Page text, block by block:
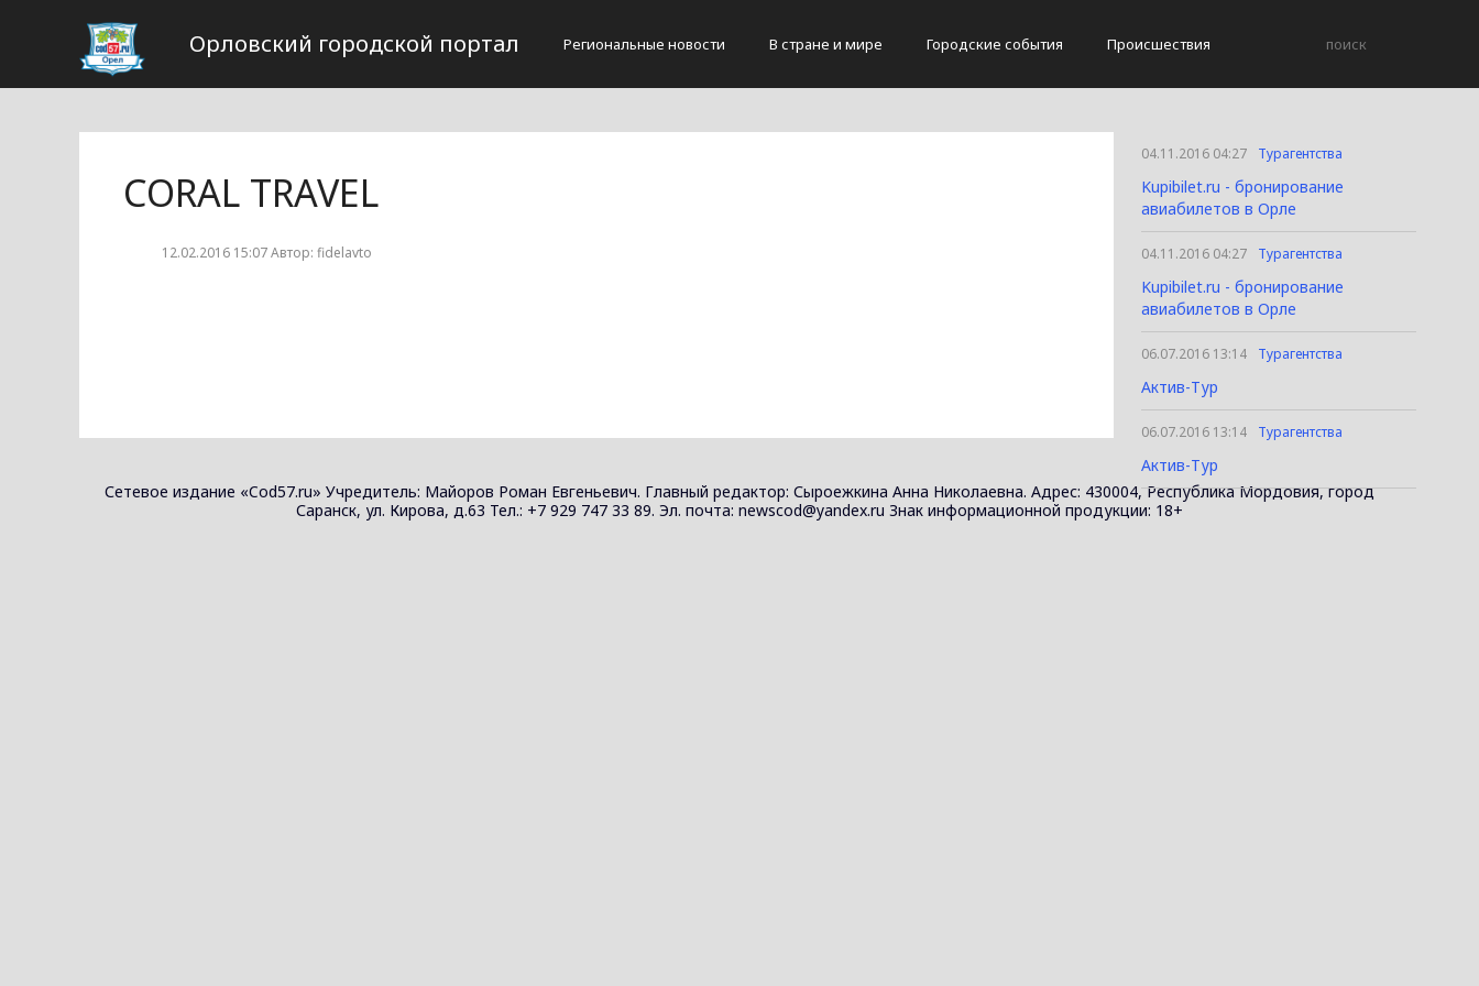
Орловский городской портал Региональные новости В стране и мире Городские события Происшествия
CORAL TRAVEL
12.02.2016 15:07 Автор: fidelavto
04.11.2016 04:27 Турагентства
Kupibilet.ru - бронирование
авиабилетов в Орле
04.11.2016 04:27 Турагентства
Kupibilet.ru - бронирование
авиабилетов в Орле
06.07.2016 13:14 Турагентства
Актив-Тур
06.07.2016 13:14 Турагентства
Актив-Тур
Сетевое издание «Cod57.ru» Учредитель: Майоров Роман Евгеньевич. Главный редактор: Сыроежкина Анна Николаевна. Адрес: 430004, Республика Мордовия, город
Саранск, ул. Кирова, д.63 Тел.: +7 929 747 33 89. Эл. почта: newscod@yandex.ru Знак информационной продукции: 18+